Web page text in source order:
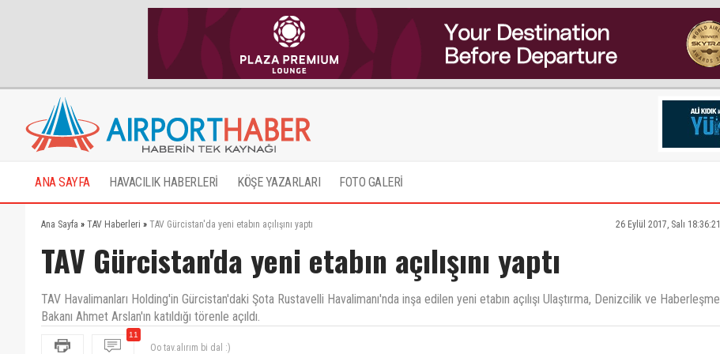
ANA SAYFA HAVACILIK HABERLERİ KÖŞE YAZARLARI FOTO GALERİ
Ana Sayfa » TAV Haberleri » TAV Gürcistan'da yeni etabın açılışını yaptı 26 Eylül 2017, Salı 18:36:21
TAV Gürcistan'da yeni etabın açılışını yaptı
TAV Havalimanları Holding'in Gürcistan'daki Şota Rustavelli Havalimanı'nda inşa edilen yeni etabın açılışı Ulaştırma, Denizcilik ve Haberleşme
Bakanı Ahmet Arslan'ın katıldığı törenle açıldı.
11
TAV Havalimanını kutlarım,yatırımların dünya çapında devam etmesini dilerim.